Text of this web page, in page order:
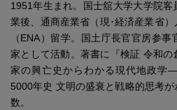
1951年生まれ。国士舘大学大学院
業後、通商産業省（現･経済産業省
（ENA）留学。国土庁長官官房参
家として活動。著書に『検証 令和
家の興亡史からわかる現代地政
5000年史 文明の盛衰と戦略的思考
数。